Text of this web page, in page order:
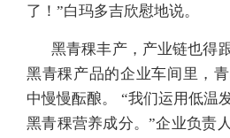
了！”白玛多吉欣慰地说。
黑青稞丰产，产业链也得
黑青稞产品的企业车间里，
中慢慢酝酿。 “我们运用低温
黑青稞营养成分。”企业负责